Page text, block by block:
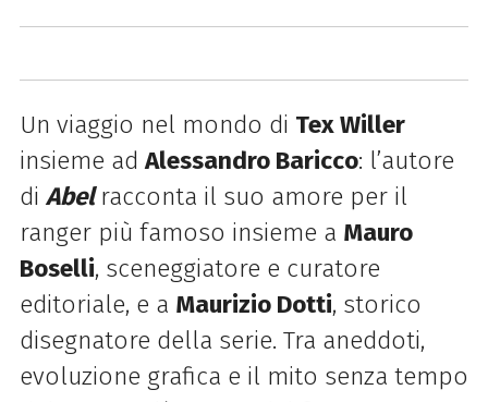
Un viaggio nel mondo di Tex Willer
insieme adAlessandro Baricco: l’autore
di Abelracconta il suo amore per il
ranger più famoso insieme a Mauro
Boselli, sceneggiatore e curatore
editoriale, e a Maurizio Dotti, storico
disegnatore della serie. Tra aneddoti,
evoluzione grafica e il mito senza tempo